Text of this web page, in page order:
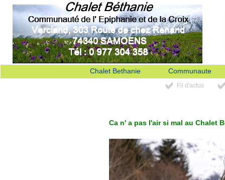
Chalet Bethanie Communaute
Fil d'actus
Ca n' a pas l'air si mal au Chalet